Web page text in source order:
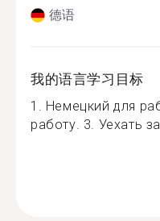
德语
我的语言学习目标
1. Немецкий для
работу. 3. Уехать